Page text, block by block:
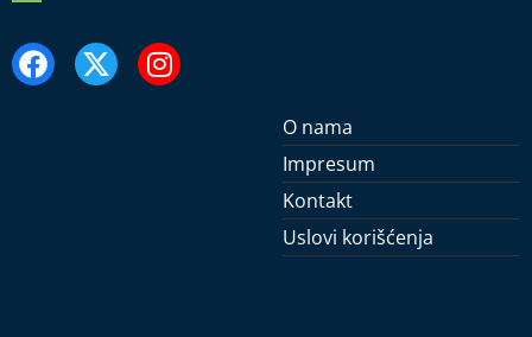
O nama
Impresum
Kontakt
Uslovi korišćenja